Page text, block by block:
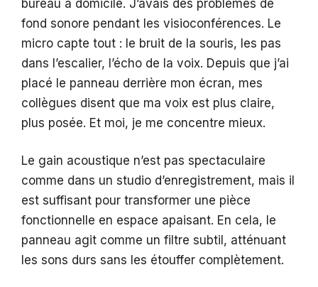
bureau à domicile. J’avais des problèmes de
fond sonore pendant les visioconférences. Le
micro capte tout : le bruit de la souris, les pas
dans l’escalier, l’écho de la voix. Depuis que j’ai
placé le panneau derrière mon écran, mes
collègues disent que ma voix est plus claire,
plus posée. Et moi, je me concentre mieux.
Le gain acoustique n’est pas spectaculaire
comme dans un studio d’enregistrement, mais il
est suffisant pour transformer une pièce
fonctionnelle en espace apaisant. En cela, le
panneau agit comme un filtre subtil, atténuant
les sons durs sans les étouffer complètement.